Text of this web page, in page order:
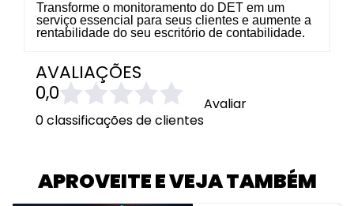
Transforme o monitoramento do DET em um
serviço essencial para seus clientes e aumente a
rentabilidade do seu escritório de contabilidade.
AVALIAÇÕES
0,0
0 classificações de clientes
Avaliar
APROVEITE E VEJA TAMBÉM